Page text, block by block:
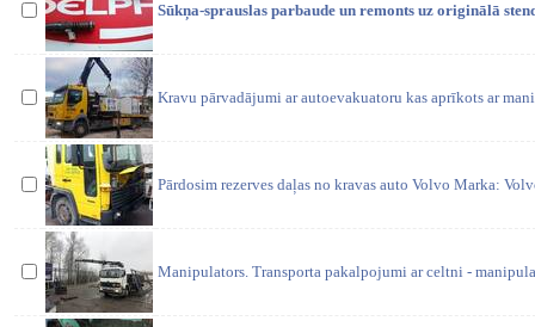
Sūkņa-sprauslas parbaude un remonts uz originālā
Kravu pārvadājumi ar autoevakuatoru kas aprīkots ar
Pārdosim rezerves daļas no kravas auto Volvo Marka:
Manipulators. Transporta pakalpojumi ar celtni -